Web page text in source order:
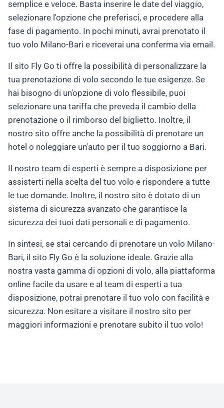
semplice e veloce. Basta inserire le date del viaggio,
selezionare l'opzione che preferisci, e procedere alla
fase di pagamento. In pochi minuti, avrai prenotato il
tuo volo Milano-Bari e riceverai una conferma via email.
Il sito Fly Go ti offre la possibilità di personalizzare la
tua prenotazione di volo secondo le tue esigenze. Se
hai bisogno di un'opzione di volo flessibile, puoi
selezionare una tariffa che preveda il cambio della
prenotazione o il rimborso del biglietto. Inoltre, il
nostro sito offre anche la possibilità di prenotare un
hotel o noleggiare un'auto per il tuo soggiorno a Bari.
Il nostro team di esperti è sempre a disposizione per
assisterti nella scelta del tuo volo e rispondere a tutte
le tue domande. Inoltre, il nostro sito è dotato di un
sistema di sicurezza avanzato che garantisce la
sicurezza dei tuoi dati personali e di pagamento.
In sintesi, se stai cercando di prenotare un volo Milano-
Bari, il sito Fly Go è la soluzione ideale. Grazie alla
nostra vasta gamma di opzioni di volo, alla piattaforma
online facile da usare e al team di esperti a tua
disposizione, potrai prenotare il tuo volo con facilità e
sicurezza. Non esitare a visitare il nostro sito per
maggiori informazioni e prenotare subito il tuo volo!